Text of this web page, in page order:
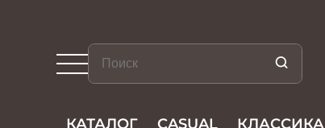
КАТАЛОГ CASUAL КЛАССИКА